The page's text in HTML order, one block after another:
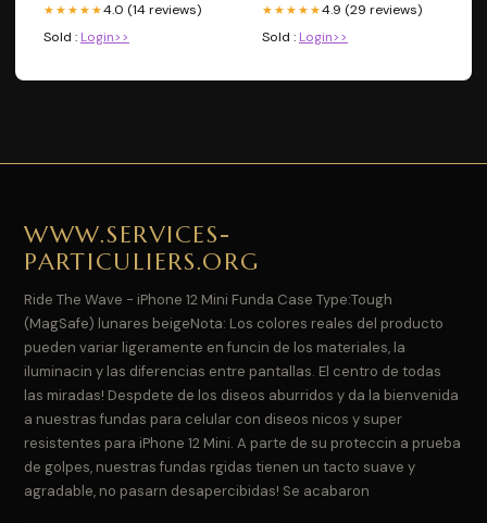
★★★★★4.0 (14 reviews)
Sold : Login>>
★★★★★4.9 (29 reviews)
Sold : Login>>
WWW.SERVICES-
PARTICULIERS.ORG
Ride The Wave - iPhone 12 Mini Funda Case Type:Tough
(MagSafe) lunares beigeNota: Los colores reales del producto
pueden variar ligeramente en funcin de los materiales, la
iluminacin y las diferencias entre pantallas. El centro de todas
las miradas! Despdete de los diseos aburridos y da la bienvenida
a nuestras fundas para celular con diseos nicos y super
resistentes para iPhone 12 Mini. A parte de su proteccin a prueba
de golpes, nuestras fundas rgidas tienen un tacto suave y
agradable, no pasarn desapercibidas! Se acabaron